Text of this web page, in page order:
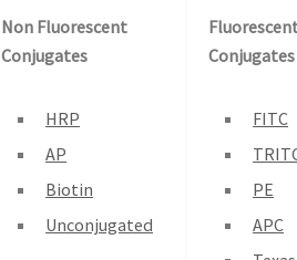
Non Fluorescent
Conjugates
HRP
AP
Biotin
Unconjugated
Conjugates
FITC
PE
APC